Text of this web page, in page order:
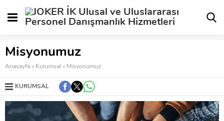
Misyonumuz
Anasayfa » Kurumsal » Misyonumuz
KURUMSAL